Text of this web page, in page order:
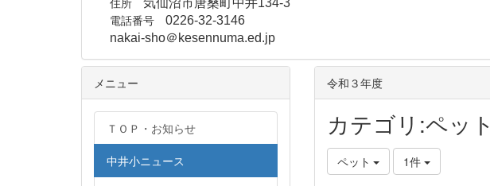
気仙沼市唐桑町中井134-3
電話番号 0226-32-3146
nakai-sho＠kesennuma.ed.jp
令和３年度
カテゴリ:ペット
ペット 1件
メニュー
ＴＯＰ・お知らせ
中井小ニュース